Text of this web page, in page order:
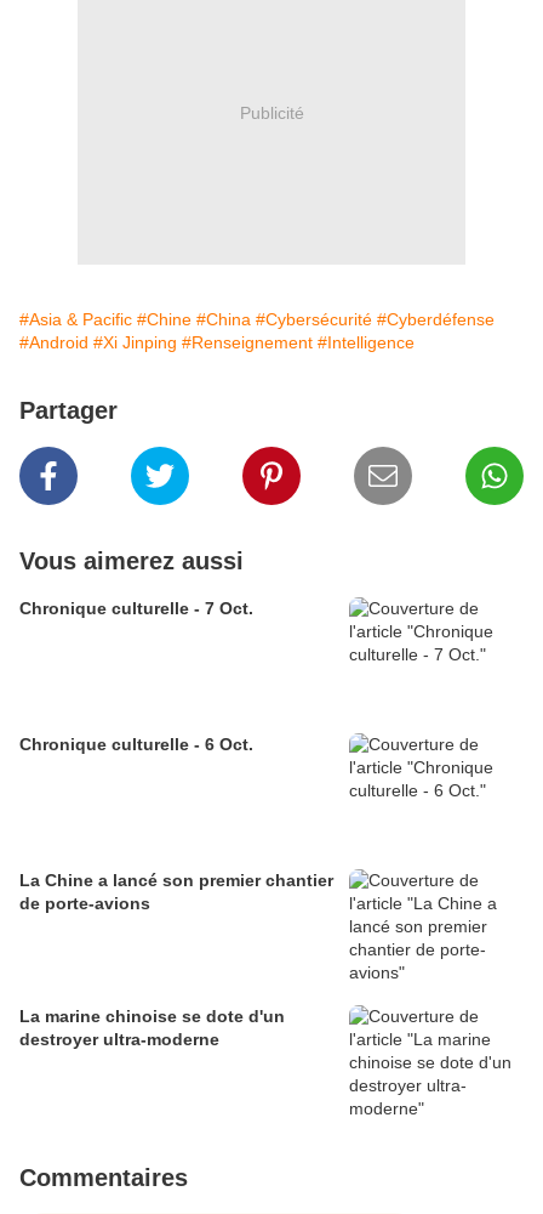
Publicité
#Asia & Pacific #Chine #China #Cybersécurité #Cyberdéfense
#Android #Xi Jinping #Renseignement #Intelligence
Partager
Vous aimerez aussi
Chronique culturelle - 7 Oct.
Chronique culturelle - 6 Oct.
La Chine a lancé son premier chantier
de porte-avions
La marine chinoise se dote d'un
destroyer ultra-moderne
Commentaires